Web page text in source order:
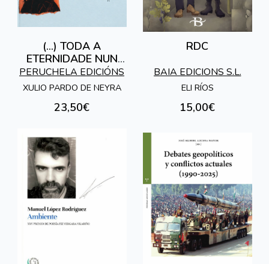
(...) TODA A
ETERNIDADE NUN
OLLAR DE
PALABRAS: TAREIXA
CASA E TERRA
PERUCHELA EDICIÓNS
XULIO PARDO DE NEYRA
23,50€
RDC
BAIA EDICIONS S.L.
ELI RÍOS
15,00€